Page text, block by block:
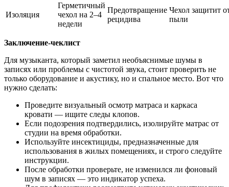
Изоляция
Герметичный
чехол на 2–4
недели
Предотвращение
рецидива
Чехол защитит
пыли
Заключение-чеклист
Для музыканта, который заметил необъяснимые шумы в
записях или проблемы с чистотой звука, стоит проверить не
только оборудование и акустику, но и спальное место. Вот что
нужно сделать:
Проведите визуальный осмотр матраса и каркаса
кровати — ищите следы клопов.
Если подозрения подтвердились, изолируйте матрас от
студии на время обработки.
Используйте инсектициды, предназначенные для
использования в жилых помещениях, и строго следуйте
инструкции.
После обработки проверьте, не изменился ли фоновый
шум в записях — это индикатор успеха.